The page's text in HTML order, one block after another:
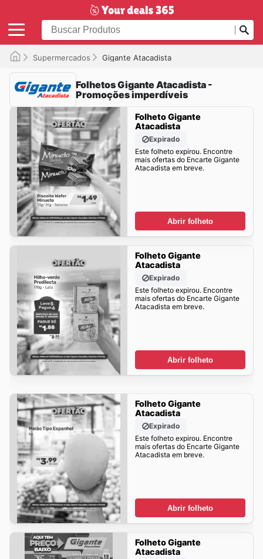
Supermercados Gigante Atacadista
Folhetos Gigante Atacadista -
Promoções imperdíveis
Folheto Gigante
Atacadista
Expirado
Este folheto expirou. Encontre
mais ofertas do Encarte Gigante
Atacadista em breve.
Abrir folheto
Folheto Gigante
Atacadista
Expirado
Este folheto expirou. Encontre
mais ofertas do Encarte Gigante
Atacadista em breve.
Abrir folheto
Folheto Gigante
Atacadista
Expirado
Este folheto expirou. Encontre
mais ofertas do Encarte Gigante
Atacadista em breve.
Abrir folheto
Folheto Gigante
Atacadista